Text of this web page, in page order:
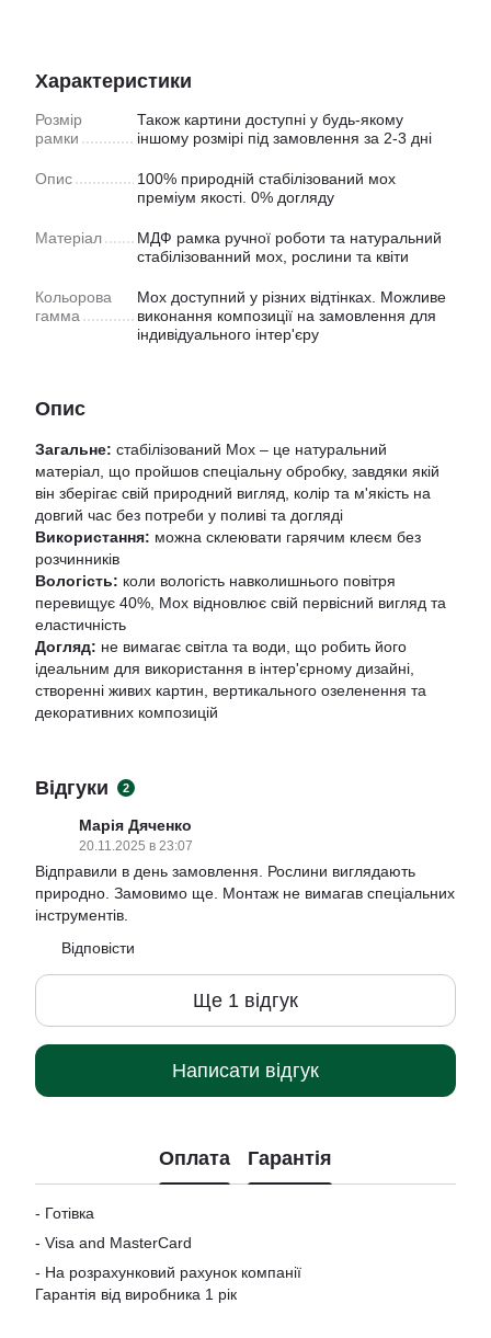
Характеристики
Розмір
рамки
Також картини доступнi у будь-якому
іншому розмірі під замовлення за 2-3 дні
Опис
100% природній стабілізований мох
преміум якості. 0% догляду
Матеріал
МДФ рамка ручної роботи та натуральний
стабілізованний мох, рослини та квіти
Кольорова
гамма
Мох доступний у рiзних відтінках. Можливе
виконання композиції на замовлення для
індивідуального інтер'єру
Опис
Загальне: стабілізований Мох – це натуральний
матеріал, що пройшов спеціальну обробку, завдяки якій
він зберігає свій природний вигляд, колір та м'якість на
довгий час без потреби у поливі та догляді
Використання: можна склеювати гарячим клеєм без
розчинників
Вологість: коли вологість навколишнього повітря
перевищує 40%, Мох відновлює свій первісний вигляд та
еластичність
Догляд: не вимагає світла та води, що робить його
ідеальним для використання в інтер'єрному дизайні,
створенні живих картин, вертикального озеленення та
декоративних композицій
Відгуки 2
Марія Дяченко
20.11.2025 в 23:07
Відправили в день замовлення. Рослини виглядають
природно. Замовимо ще. Монтаж не вимагав спеціальних
інструментів.
Відповісти
Ще 1 відгук
Написати відгук
Оплата Гарантія
- Готівка
- Visa and MasterCard
- На розрахунковий рахунок компанії
Гарантія від виробника 1 рік